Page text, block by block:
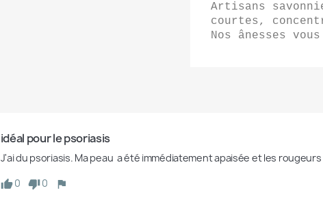
Artisans
courtes,
Nos ânesses
idéal pour le psoriasis
J'ai du psoriasis. Ma peau  a été immédiatement apaisée et les
0
0